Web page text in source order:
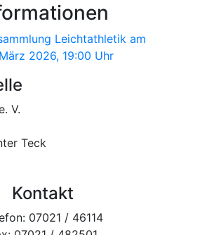
Leichtathletik am
2026, 19:00 Uhr
V.
Teck
Kontakt
07021 / 46114